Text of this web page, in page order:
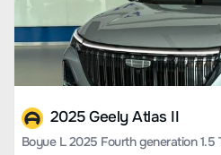
2025 Geely Atlas II
Boyue L 2025 Fourth generation 1.5